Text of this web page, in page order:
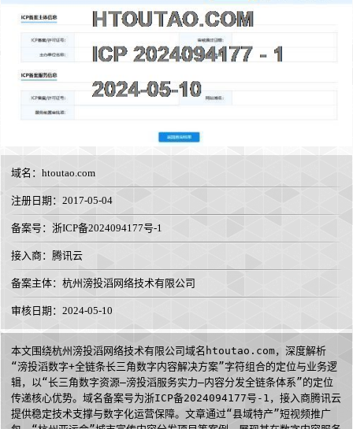
域名： htoutao.com
注册日期：2017-05-04
备案号：浙ICP备2024094177号-1
接入商： 腾讯云
备案主体：杭州滂投滔网络技术有限公司
审核日期：2024-05-10
本文围绕杭州滂投滔网络技术有限公司域名htoutao.com，深度解析
“滂投滔数字+全链条长三角数字内容解决方案”字符组合的定位与业务逻
辑，以“长三角数字资源—滂投滔服务实力—内容分发全链条体系”的定位
传递核心优势。域名备案号为浙ICP备2024094177号-1，接入商腾讯云
提供稳定技术支撑与数字化运营保障。文章通过“县域特产”短视频推广